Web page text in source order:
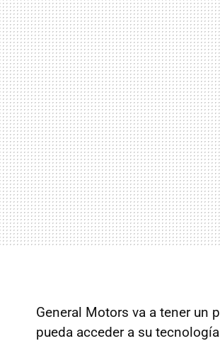
General Motors va a tener un
pueda acceder a su